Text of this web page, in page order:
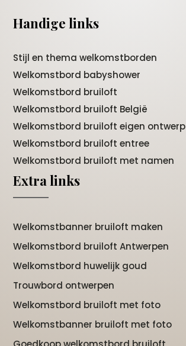
Handige links
Stijl en thema welkomstborden
Welkomstbord babyshower
Welkomstbord bruiloft
Welkomstbord bruiloft België
Welkomstbord bruiloft eigen ontwerp
Welkomstbord bruiloft entree
Welkomstbord bruiloft met namen
Extra links
Welkomstbanner bruiloft maken
Welkomstbord bruiloft Antwerpen
Welkomstbord huwelijk goud
Trouwbord ontwerpen
Welkomstbord bruiloft met foto
Welkomstbanner bruiloft met foto